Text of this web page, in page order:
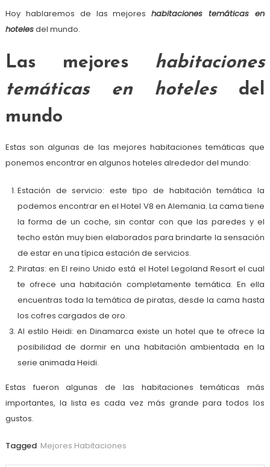
Hoy hablaremos de las mejoreshabitaciones temáticas en
hotelesdel mundo.
Las mejores habitaciones
temáticas en hotelesdel
mundo
Estas son algunas de las mejores habitaciones temáticas que
ponemos encontrar en algunos hoteles alrededor del mundo:
Estación de servicio: este tipo de habitación temática la
podemos encontrar en el Hotel V8 en Alemania. La cama tiene
la forma de un coche, sin contar con que las paredes y el
techo están muy bien elaborados para brindarte la sensación
de estar en una típica estación de servicios.
Piratas: en El reino Unido está el Hotel Legoland Resort el cual
te ofrece una habitación completamente temática. En ella
encuentras toda la temática de piratas, desde la cama hasta
los cofres cargados de oro.
Al estilo Heidi: en Dinamarca existe un hotel que te ofrece la
posibilidad de dormir en una habitación ambientada en la
serie animada Heidi.
Estas fueron algunas de las habitaciones temáticas más
importantes, la lista es cada vez más grande para todos los
gustos.
Tagged Mejores Habitaciones